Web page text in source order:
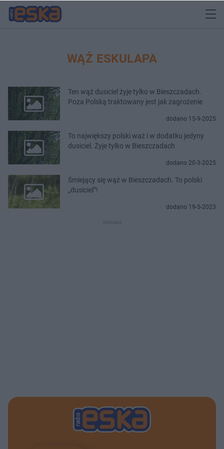
WĄŻ ESKULAPA
Ten wąż dusiciel żyje tylko w Bieszczadach.
Poza Polską traktowany jest jak zagrożenie
dodano 15-9-2025
To największy polski waż i w dodatku jedyny
dusiciel. Żyje tylko w Bieszczadach
dodano 20-3-2025
Śmiejący się wąż w Bieszczadach. To polski
„dusiciel”!
dodano 19-5-2023